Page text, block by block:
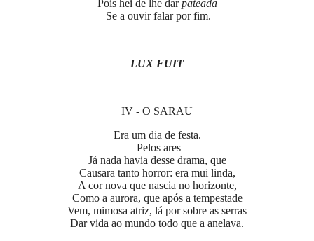
Pois hei de lhe darpateada
Se a ouvir falar por fim.
LUX FUIT
IV - O SARAU
Era um dia de festa.
Pelos ares
Já nada havia desse drama, que
Causara tanto horror: era mui linda,
A cor nova que nascia no horizonte,
Como a aurora, que após a tempestade
Vem, mimosa atriz, lá por sobre as serras
Dar vida ao mundo todo que a anelava.